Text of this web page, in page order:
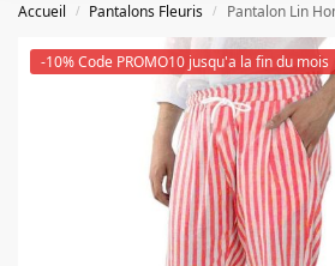
Accueil / Pantalons Fleuris / Pantalon Lin
-10% Code PROMO10 jusqu'a la fin du mois